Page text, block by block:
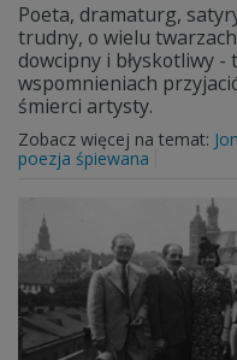
Poeta, dramaturg,
trudny, o wielu
dowcipny i błyskotliwy -
wspomnieniach
śmierci artysty.
Zobacz więcej na temat:
poezja śpiewana